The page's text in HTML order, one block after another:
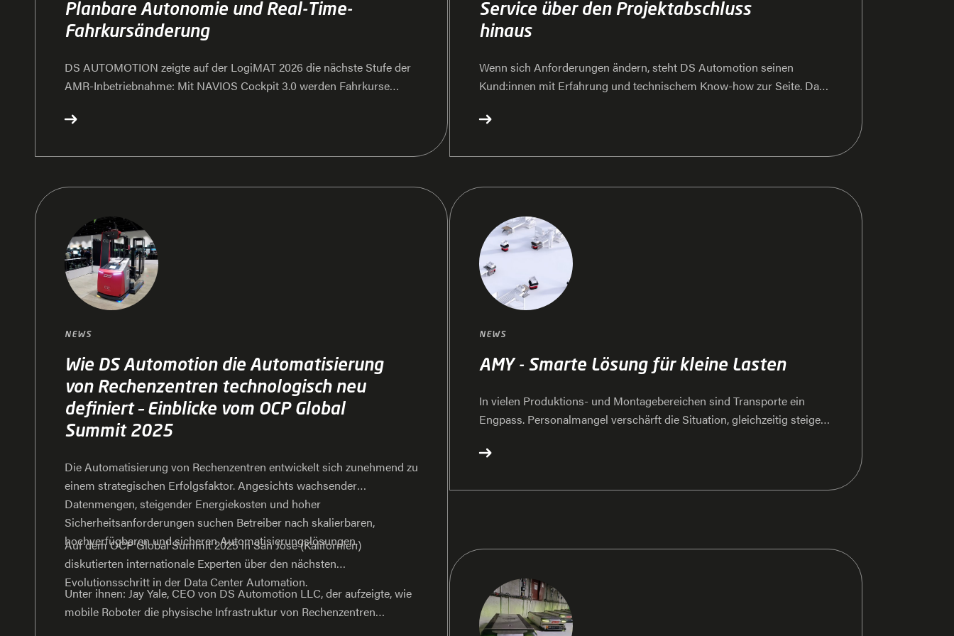
Planbare Autonomie und Real-Time-
Fahrkursänderung
DS AUTOMOTION zeigte auf der LogiMAT 2026 die nächste Stufe der
AMR-Inbetriebnahme: Mit NAVIOS Cockpit 3.0 werden Fahrkurse
Betriebsunterbrechung. DS AUTOMOTION demonstrierte damit wie
Service über den Projektabschluss
hinaus
Wenn sich Anforderungen ändern, steht DS Automotion seinen
Kund:innen mit Erfahrung und technischem Know-how zur Seite. Das
individuellen Anpassungen dafür, dass die Anlagen langfristig
wirtschaftlich nutzen.
NEWS
Wie DS Automotion die Automatisierung
von Rechenzentren technologisch neu
definiert – Einblicke vom OCP Global
Summit 2025
Die Automatisierung von Rechenzentren entwickelt sich zunehmend zu
einem strategischen Erfolgsfaktor. Angesichts wachsender
Datenmengen, steigender Energiekosten und hoher
Sicherheitsanforderungen suchen Betreiber nach skalierbaren,
hochverfügbaren und sicheren Automatisierungslösungen.
Auf dem OCP Global Summit 2025 in San Jose (Kalifornien)
diskutierten internationale Experten über den nächsten
Evolutionsschritt in der Data Center Automation.
Unter ihnen: Jay Yale, CEO von DS Automotion LLC, der aufzeigte, wie
mobile Roboter die physische Infrastruktur von Rechenzentren
NEWS
AMY - Smarte Lösung für kleine Lasten
In vielen Produktions- und Montagebereichen sind Transporte ein
Engpass. Personalmangel verschärft die Situation, gleichzeitig steigen
hat dafür die neues Gesamtkonzept mit der Produktfamilie AMY
Kleinladungsträger ausgelegt und lassen sich ohne großen Aufwand in